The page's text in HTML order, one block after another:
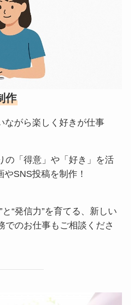
作
ながら楽しく好きが仕事
の「得意」や「好き」を活
SNS投稿を制作！
“発信力”を育てる、新しい
でのお仕事もご相談くださ